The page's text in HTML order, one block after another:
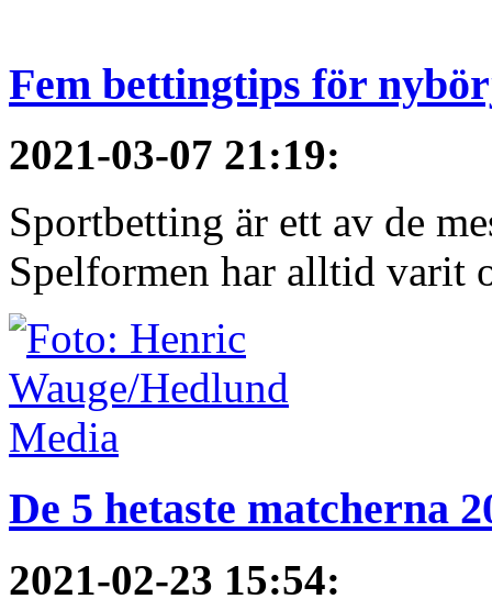
Fem bettingtips för
2021-03-07 21:19:
Sportbetting är ett av de
Spelformen har alltid varit
De 5 hetaste matcherna
2021-02-23 15:54: